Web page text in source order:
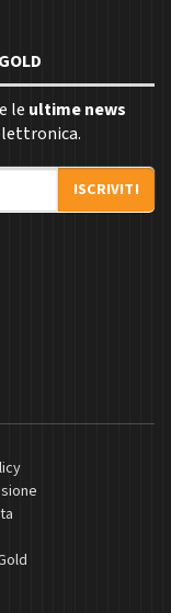
le ultime news
ISCRIVITI